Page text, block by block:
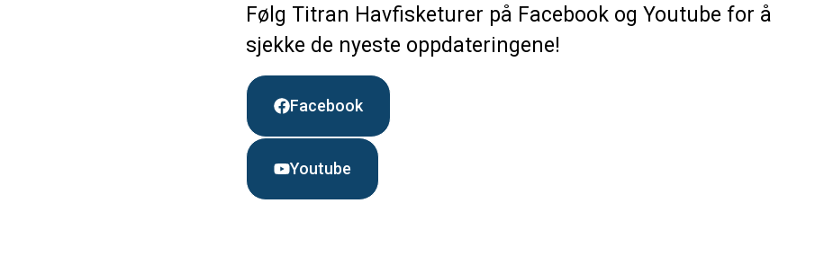
Følg Titran Havfisketurer på Facebook og Youtube for å
sjekke de nyeste oppdateringene!
Facebook
Youtube